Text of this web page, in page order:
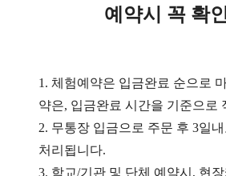
예약시 꼭 확
1. 체험예약은 입금완료 순으로
약은, 입금완료 시간을 기준으로
2. 무통장 입금으로 주문 후 3일
처리됩니다.
3. 학교/기관 및 단체 예약시, 현